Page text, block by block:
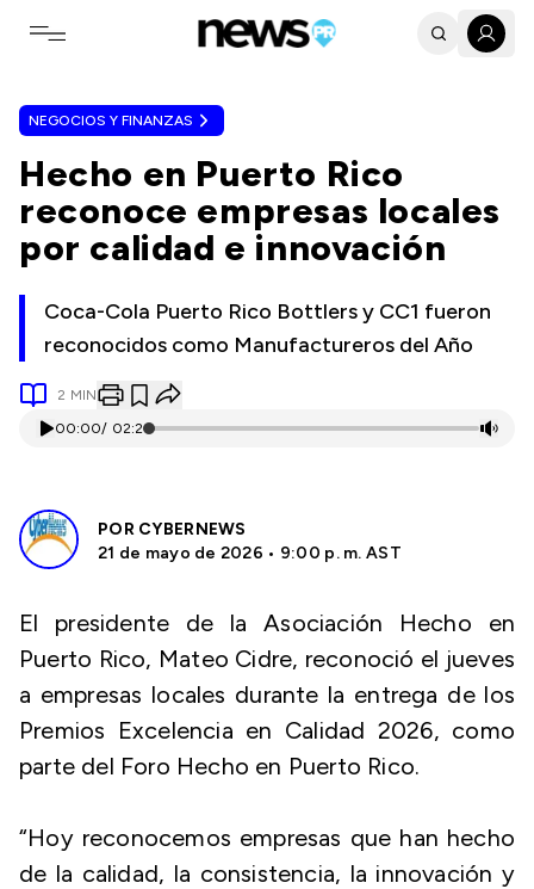
Toggle navigation menu
NEGOCIOS Y FINANZAS
Hecho en Puerto Rico
reconoce empresas locales
por calidad e innovación
Coca-Cola Puerto Rico Bottlers y CC1 fueron
reconocidos como Manufactureros del Año
2 MIN
00:00/ 02:21
POR CYBERNEWS
21 de mayo de 2026 • 9:00 p. m. AST
El presidente de la Asociación Hecho en
Puerto Rico, Mateo Cidre, reconoció el jueves
a empresas locales durante la entrega de los
Premios Excelencia en Calidad 2026, como
parte del Foro Hecho en Puerto Rico.
“Hoy reconocemos empresas que han hecho
de la calidad, la consistencia, la innovación y